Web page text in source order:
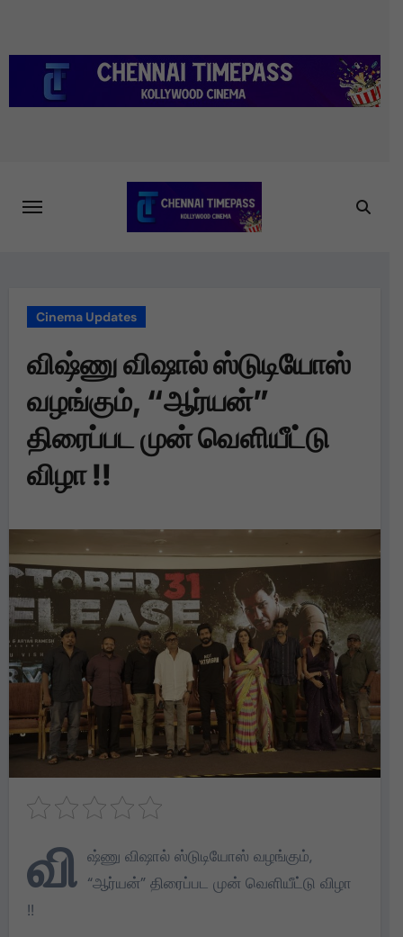
content
Cinema Updates
விஷ்ணு விஷால் ஸ்டுடியோஸ்
வழங்கும், “ஆர்யன்”
திரைப்பட முன் வெளியீட்டு
விழா !!
வி ஷ்ணு விஷால் ஸ்டுடியோஸ் வழங்கும்,
“ஆர்யன்” திரைப்பட முன் வெளியீட்டு விழா
!!